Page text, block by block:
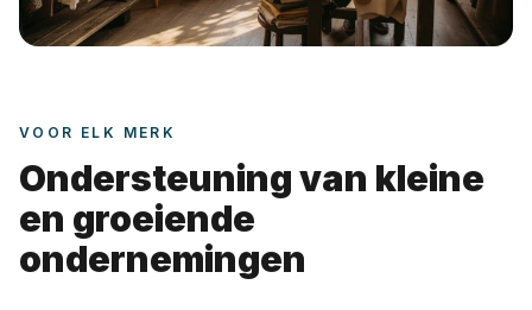
VOOR ELK MERK
Ondersteuning van kleine
en groeiende
ondernemingen